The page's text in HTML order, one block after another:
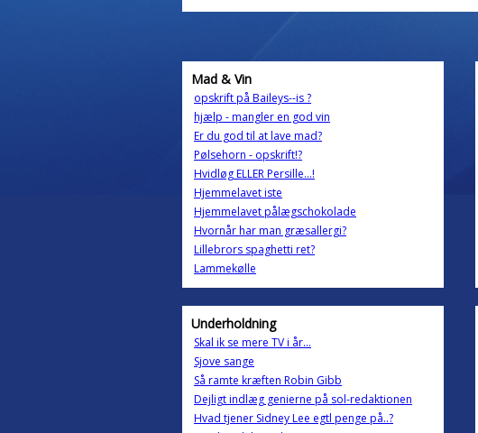
Mad & Vin
opskrift på Baileys--is ?
hjælp - mangler en god vin
Er du god til at lave mad?
Pølsehorn - opskrift!?
Hvidløg ELLER Persille...!
Hjemmelavet iste
Hjemmelavet pålægschokolade
Hvornår har man græsallergi?
Lillebrors spaghetti ret?
Lammekølle
Underholdning
Skal ik se mere TV i år...
Sjove sange
Så ramte kræften Robin Gibb
Dejligt indlæg genierne på sol-redaktionen
Hvad tjener Sidney Lee egtl penge på..?